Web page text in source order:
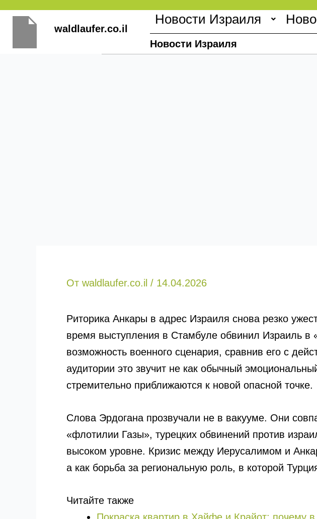
Перейти
waldlaufer.co.il
Новости Израиля
Новости Израиля
От waldlaufer.co.il / 14.04.2026
Риторика Анкары в адрес Израиля снова резко
время выступления в Стамбуле обвинил Израиль в
возможность военного сценария, сравнив его с
аудитории это звучит не как обычный
стремительно приближаются к новой опасной точке.
Слова Эрдогана прозвучали не в вакууме. Они
«флотилии Газы», турецких обвинений против
высоком уровне. Кризис между Иерусалимом и
а как борьба за региональную роль, в которой
Читайте также